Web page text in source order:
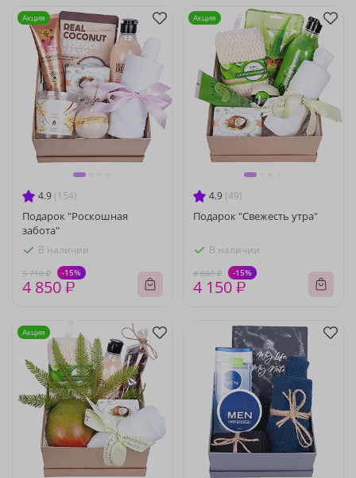
4.9 (154)
Подарок "Роскошная
забота"
В наличии
5 710 ₽ -15%
4 850 ₽
Акция
4.9 (49)
Подарок "Свежесть утра"
В наличии
4 880 ₽ -15%
4 150 ₽
Акция
Акция